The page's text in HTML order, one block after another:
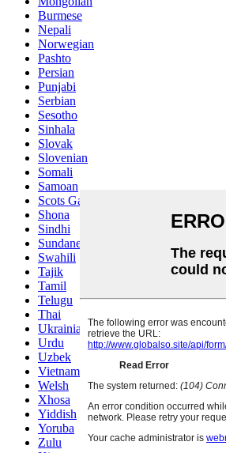
Burmese
Nepali
Norwegian
Pashto
Persian
Punjabi
Serbian
Sesotho
Sinhala
Slovak
Slovenian
Somali
Samoan
Scots Gaelic
Shona
Sindhi
Sundanese
Swahili
Tajik
Tamil
Telugu
Thai
Ukrainian
Urdu
Uzbek
Vietnamese
Welsh
Xhosa
Yiddish
Yoruba
Zulu